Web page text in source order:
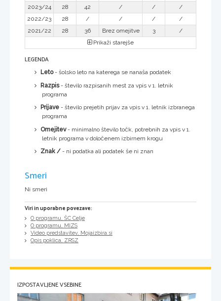
2023/24
28 42 / /
/
2022/23
28 / / /
/
2021/22
28 36 Brez omejitve 3
/
Prikaži starejše
LEGENDA
Leto- šolsko leto na katerega se nanaša podatek
Razpis- število razpisanih mest za vpis v 1. letnik
programa
Prijave - število prejetih prijav za vpis v 1. letnik izbranega
programa
Omejitev- minimalno število točk, potrebnih za vpis v 1.
letnik programa v določenem izbirnem krogu
Znak / - ni podatka ali podatek še ni znan
Smeri
Ni smeri
Viri in uporabne povezave:
O programu, ŠC Celje
O programu, MIZS
Video predstavitev, Mojaizbira.si
Opis poklica, ZRSZ
IZPOSTAVLJENE VSEBINE